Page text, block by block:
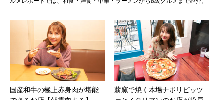
国産和牛の極上赤身肉が堪能
薪窯で焼く本場ナポリピッツ